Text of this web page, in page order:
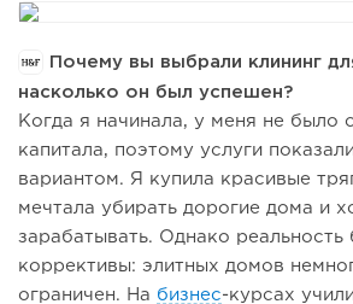
Почему вы выбрали клининг
насколько он был успешен?
Когда я начинала, у меня не было
капитала, поэтому услуги
вариантом. Я купила красивые
мечтала убирать дорогие дома и
зарабатывать. Однако реальность
коррективы: элитных домов
ограничен. На бизнес-курсах